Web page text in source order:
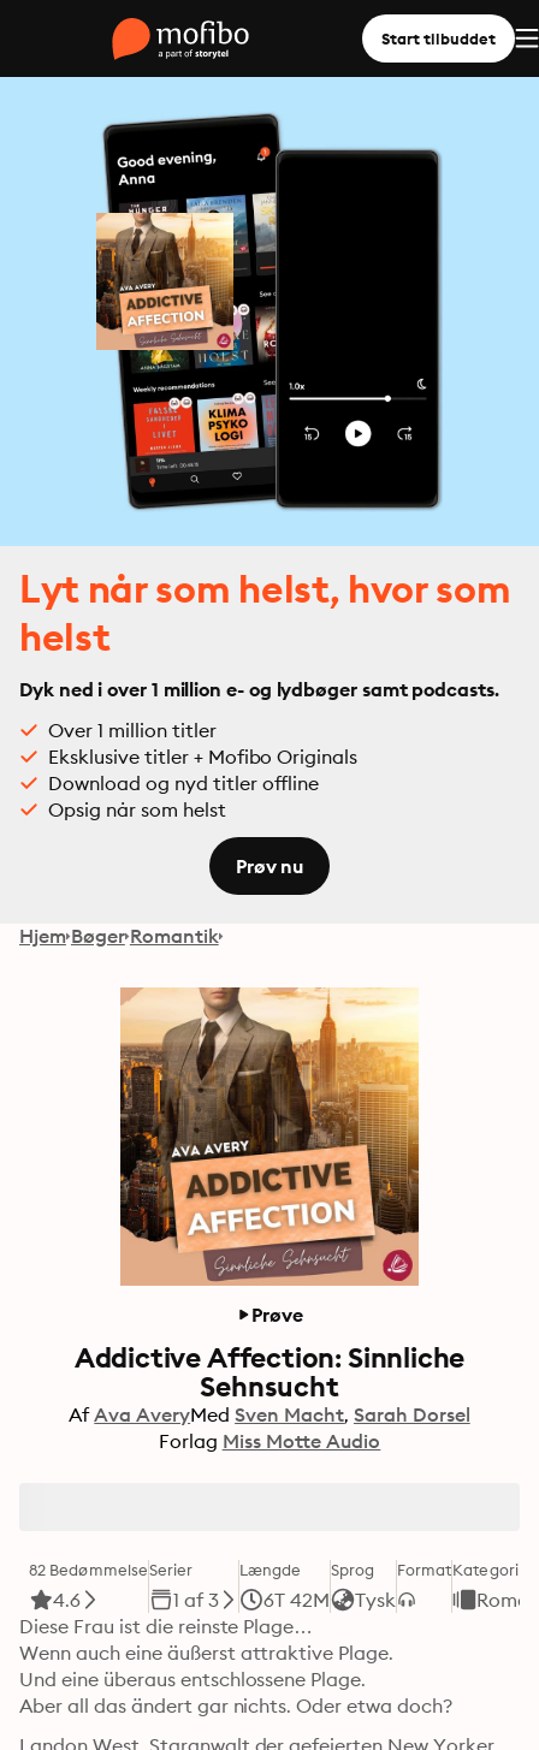
Start tilbuddet
Lyt når som helst, hvor som
helst
Dyk ned i over 1 million e- og lydbøger samt podcasts.
Over 1 million titler
Eksklusive titler + Mofibo Originals
Download og nyd titler offline
Opsig når som helst
Prøv nu
Hjem Bøger Romantik
Prøve
Addictive Affection: Sinnliche
Sehnsucht
Af Ava AveryMed Sven Macht Sarah Dorsel
Forlag Miss Motte Audio
82 Bedømmelse
4.6
Serier
1 af 3
Længde
6T 42M
Sprog
Tysk
FormatKategori
Diese Frau ist die reinste Plage…
Wenn auch eine äußerst attraktive Plage.
Und eine überaus entschlossene Plage.
Aber all das ändert gar nichts. Oder etwa doch?
Landon West, Staranwalt der gefeierten New Yorker